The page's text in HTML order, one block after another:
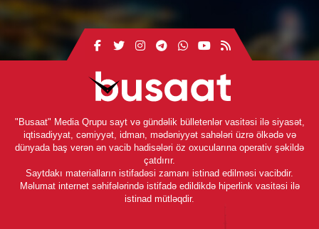
"Busaat" Media Qrupu sayt və gündəlik bülletenlər vasitəsi ilə siyasət,
iqtisadiyyat, cəmiyyət, idman, mədəniyyət sahələri üzrə ölkədə və
dünyada baş verən ən vacib hadisələri öz oxucularına operativ şəkildə
çatdırır.
Saytdakı materialların istifadəsi zamanı istinad edilməsi vacibdir.
Məlumat internet səhifələrində istifadə edildikdə hiperlink vasitəsi ilə
istinad mütləqdir.